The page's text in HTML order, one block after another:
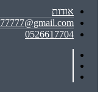
אודות
0526617704